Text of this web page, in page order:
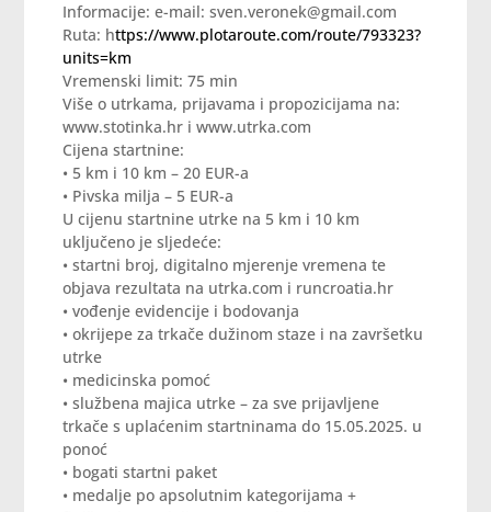
Informacije: e-mail: sven.veronek@gmail.com
Ruta: https://www.plotaroute.com/route/793323?
units=km
Vremenski limit: 75 min
Više o utrkama, prijavama i propozicijama na:
www.stotinka.hr i www.utrka.com
Cijena startnine:
• 5 km i 10 km – 20 EUR-a
• Pivska milja – 5 EUR-a
U cijenu startnine utrke na 5 km i 10 km
uključeno je sljedeće:
• startni broj, digitalno mjerenje vremena te
objava rezultata na utrka.com i runcroatia.hr
• vođenje evidencije i bodovanja
• okrijepe za trkače dužinom staze i na završetku
utrke
• medicinska pomoć
• službena majica utrke – za sve prijavljene
trkače s uplaćenim startninama do 15.05.2025. u
ponoć
• bogati startni paket
• medalje po apsolutnim kategorijama +